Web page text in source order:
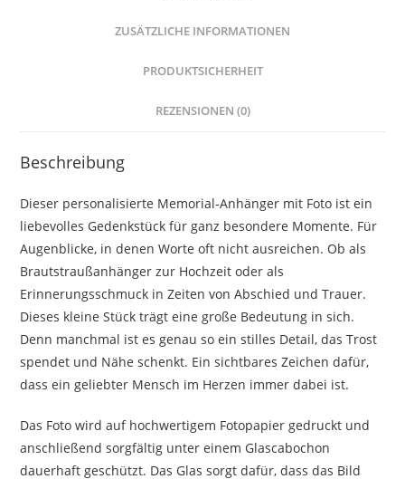
ZUSÄTZLICHE INFORMATIONEN
PRODUKTSICHERHEIT
REZENSIONEN (0)
Beschreibung
Dieser personalisierte Memorial-Anhänger mit Foto ist ein
liebevolles Gedenkstück für ganz besondere Momente. Für
Augenblicke, in denen Worte oft nicht ausreichen. Ob als
Brautstraußanhänger zur Hochzeit oder als
Erinnerungsschmuck in Zeiten von Abschied und Trauer.
Dieses kleine Stück trägt eine große Bedeutung in sich.
Denn manchmal ist es genau so ein stilles Detail, das Trost
spendet und Nähe schenkt. Ein sichtbares Zeichen dafür,
dass ein geliebter Mensch im Herzen immer dabei ist.
Das Foto wird auf hochwertigem Fotopapier gedruckt und
anschließend sorgfältig unter einem Glascabochon
dauerhaft geschützt. Das Glas sorgt dafür, dass das Bild